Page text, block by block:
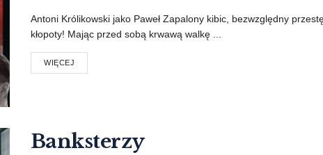
Antoni Królikowski jako Paweł Zapalony kibic, bezwzględny
kłopoty! Mając przed sobą krwawą walkę ...
WIĘCEJ
Banksterzy